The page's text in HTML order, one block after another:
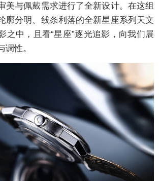
美与佩戴需求进行了全新设计。在这组
廓分明、线条利落的全新星座系列天文
之中，且看“星座”逐光追影，向我们展
调性。